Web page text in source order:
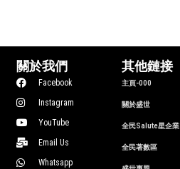
關於我們
Facebook
Instagram
YouTube
Email Us
Whatsapp
其他鏈接
主頁-000
關於盛世
全民Salute星企業
全民著數區